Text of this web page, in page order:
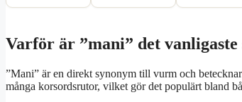
Varför är ”mani” det vanligaste
”Mani” är en direkt synonym till vurm och
många korsordsrutor, vilket gör det populärt bland